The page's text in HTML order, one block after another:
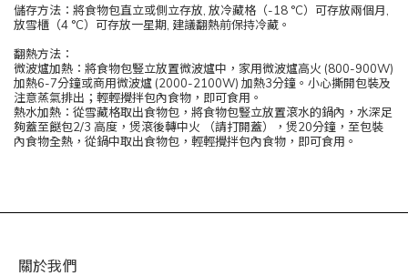
儲存方法：將食物包直立或側立存放, 放冷藏格（-18 °C）可存放兩個月,
放雪櫃（4 °C）可存放一星期, 建議翻熱前保持冷藏。
翻熱方法：
微波爐加熱：將食物包豎立放置微波爐中，家用微波爐高火 (800-900W)
加熱6-7分鐘或商用微波爐 (2000-2100W) 加熱3分鐘。小心撕開包裝及
注意蒸氣排出；輕輕攪拌包內食物，即可食用。
熱水加熱：從雪藏格取出食物包，將食物包豎立放置滾水的鍋內，水深足
夠蓋至餸包2/3 高度，煲滾後轉中火 （請打開蓋），煲20分鐘，至包裝
內食物全熱，從鍋中取出食物包，輕輕攪拌包內食物，即可食用。
關於我們